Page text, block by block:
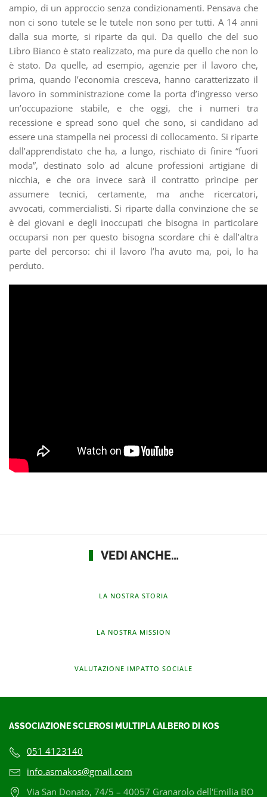
ampio, di un approccio senza condizionamenti. Pensava che
non ci sono tutele se le tutele non sono per tutti. A 14 anni
dalla sua morte, si riparte da qui. Da quello che del suo
Libro Bianco è stato realizzato, ma pure da quello che non lo
è stato. Da quelle, ad esempio, agenzie per il lavoro che,
prima, quando l’economia cresceva, hanno caratterizzato il
lavoro in somministrazione come la porta d’ingresso verso
un’occupazione stabile, e che oggi, che i numeri tra
recessione e spread sono quel che sono, si candidano ad
essere una stampella nei processi di collocamento. Si riparte
dall’apprendistato che ha, a lungo, rischiato di finire “fuori
moda”, destinato solo ad alcune professioni artigiane di
nicchia, e che ora invece sarà il contratto prìncipe per
assumere tecnici, certamente, ma anche ricercatori,
avvocati, commercialisti. Si riparte dalla convinzione che se
è dei giovani e degli inoccupati che bisogna in particolare
occuparsi non per questo bisogna scordare chi è dall’altra
parte del percorso: chi il lavoro l’ha avuto ma, poi, lo ha
perduto.
VEDI ANCHE…
LA NOSTRA STORIA
LA NOSTRA MISSION
VALUTAZIONE IMPATTO SOCIALE
ASSOCIAZIONE SCLEROSI MULTIPLA ALBERO DI KOS
051 4123140
info.asmakos@gmail.com
Via San Donato, 74/5 – 40057 Granarolo dell'Emilia BO